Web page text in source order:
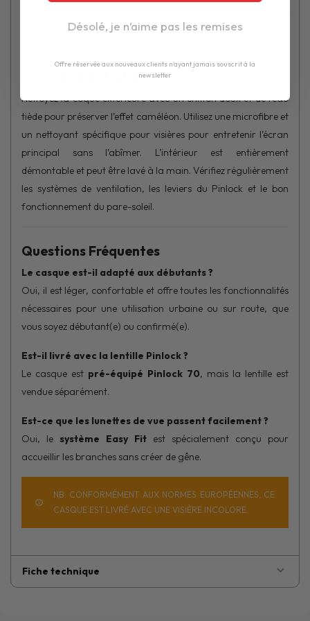
avec homologation UNECE 22-06
Conseils d’Entretien
Nettoyez la coque extérieure avec un chiffon doux et de l’eau
tiède pour préserver l’effet caméléon. Utilisez une microfibre et
un nettoyant spécifique pour visières pour entretenir l’écran
principal sans l’abîmer. L’intérieur est entièrement
démontable et peut être lavé à la main. Vérifiez régulièrement
les systèmes de ventilation, les leviers du Pinlock et le bon
fonctionnement du pare-soleil.
Questions Fréquentes
Le casque est-il adapté aux débutants ?
Oui, il est léger, confortable et offre toutes les fonctionnalités
nécessaires pour une utilisation urbaine ou sur route, que
vous soyez débutant(e) ou confirmé(e).
Est-il livré avec la lentille Pinlock ?
Le casque est pré-équipé Pinlock 70, mais la lentille est
vendue séparément.
Est-ce que les lunettes de vue passent facilement ?
Oui, le système Easy Fit est spécialement conçu pour
accueillir les branches sans créer de gêne.
NB: CONFORMÉMENT AUX NORMES EUROPÉENNES, CE
CASQUE EST LIVRÉ AVEC UNE VISIÈRE INCOLORE.
Fiche technique
Désolé, je n’aime pas les remises
Offre réservée aux nouveaux clients n'ayant jamais souscrit à la
newsletter